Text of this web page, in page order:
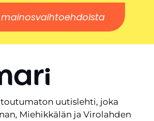
mainosvaihtoehdoista
uutislehti, joka
Miehikkälän ja Virolahden